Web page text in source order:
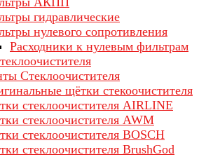
гидравлические
нулевого сопротивления
Расходники к нулевым фильтрам
Стеклоочистителя
щётки стекоочистителя
стеклоочистителя AIRLINE
стеклоочистителя AWM
стеклоочистителя BOSCH
стеклоочистителя BrushGod